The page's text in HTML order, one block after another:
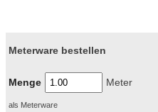
Meterware bestellen
Menge Meter
als Meterware